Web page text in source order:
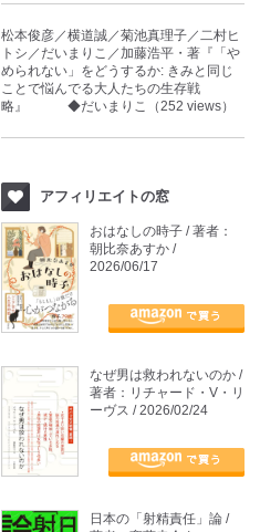
松本俊彦／横道誠／菊池真理子／二村ヒ
トシ／だいまりこ／加藤浩平・著『「や
められない」をどうするか: きみと同じ
ことで悩んでる大人たちの生存戦
略』 ◆だいまりこ（252 views）
アフィリエイトの窓
おはなしの時子 / 著者：
朝比奈あすか /
2026/06/17
なぜ男は救われないのか /
著者：リチャード・V・リ
ーヴス / 2026/02/24
日本の「射精責任」論 /